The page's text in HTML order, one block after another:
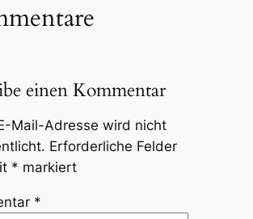
einen Kommentar
Mail-Adresse wird nicht
Erforderliche Felder
* markiert
*